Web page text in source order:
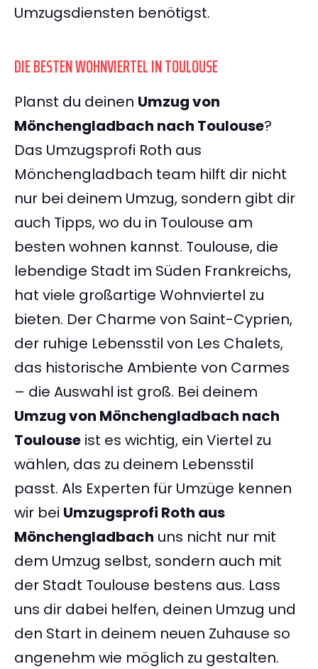
Umzugsdiensten benötigst.
DIE BESTEN WOHNVIERTEL IN TOULOUSE
Planst du deinen Umzug von
Mönchengladbach nach Toulouse?
Das Umzugsprofi Roth aus
Mönchengladbach team hilft dir nicht
nur bei deinem Umzug, sondern gibt dir
auch Tipps, wo du in Toulouse am
besten wohnen kannst. Toulouse, die
lebendige Stadt im Süden Frankreichs,
hat viele großartige Wohnviertel zu
bieten. Der Charme von Saint-Cyprien,
der ruhige Lebensstil von Les Chalets,
das historische Ambiente von Carmes
– die Auswahl ist groß. Bei deinem
Umzug von Mönchengladbach nach
Toulouse ist es wichtig, ein Viertel zu
wählen, das zu deinem Lebensstil
passt. Als Experten für Umzüge kennen
wir bei Umzugsprofi Roth aus
Mönchengladbach uns nicht nur mit
dem Umzug selbst, sondern auch mit
der Stadt Toulouse bestens aus. Lass
uns dir dabei helfen, deinen Umzug und
den Start in deinem neuen Zuhause so
angenehm wie möglich zu gestalten.